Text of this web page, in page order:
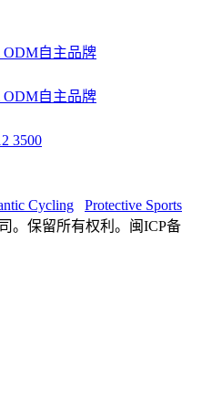
ODM自主品牌
ODM自主品牌
3500
Cycling
Protective Sports
。保留所有权利。闽ICP备